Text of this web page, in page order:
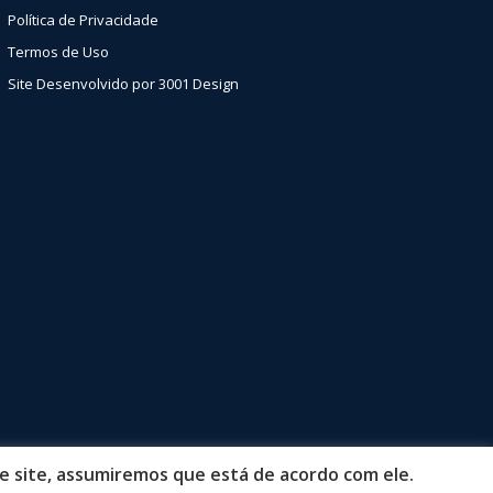
Política de Privacidade
Termos de Uso
Site Desenvolvido por 3001 Design
assumiremos que está de acordo com ele.